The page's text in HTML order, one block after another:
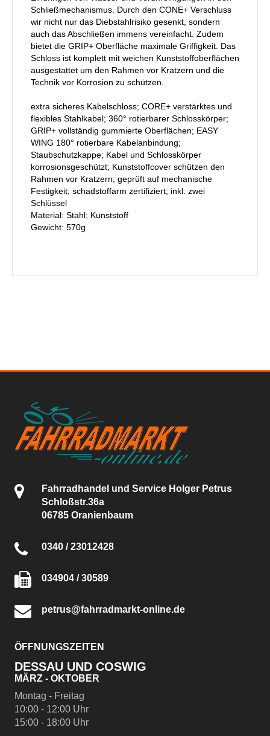
Schließmechanismus. Durch den CONE+ Verschluss
wir nicht nur das Diebstahlrisiko gesenkt, sondern
auch das Abschließen immens vereinfacht. Zudem
bietet die GRIP+ Oberfläche maximale Griffigkeit. Das
Schloss ist komplett mit weichen Kunststoffoberflächen
ausgestattet um den Rahmen vor Kratzern und die
Technik vor Korrosion zu schützen.
extra sicheres Kabelschloss; CORE+ verstärktes und
flexibles Stahlkabel; 360° rotierbarer Schlosskörper;
GRIP+ vollständig gummierte Oberflächen; EASY
WING 180° rotierbare Kabelanbindung;
Staubschutzkappe; Kabel und Schlosskörper
korrosionsgeschützt; Kunststoffcover schützen den
Rahmen vor Kratzern; geprüft auf mechanische
Festigkeit; schadstoffarm zertifiziert; inkl. zwei
Schlüssel
Material: Stahl; Kunststoff
Gewicht: 570g
Fahrradhandel und Service Holger Petrus
Schloßstr.36a
06785 Oranienbaum
0340 / 23012428
034904 / 30589
petrus@fahrradmarkt-online.de
ÖFFNUNGSZEITEN
DESSAU UND COSWIG
MÄRZ - OKTOBER
Montag - Freitag
10:00 - 12:00 Uhr
15:00 - 18:00 Uhr